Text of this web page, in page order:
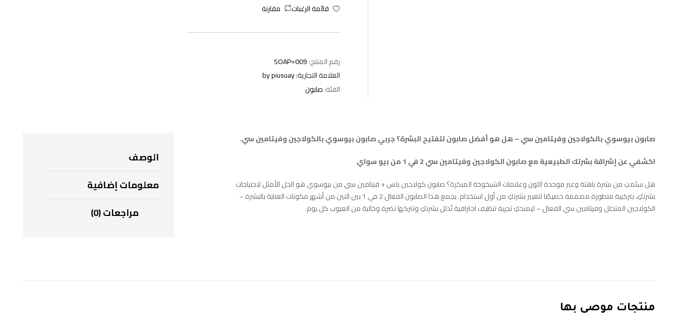
قائمة الرغبات مقارنة
رقم المنتج:SOAP=009
العلامة التجارية:by piusuay
الفئة:صابون
الوصف
معلومات إضافية
مراجعات (0)
صابون بيوسوي بالكولاجين وفيتامين سي – هل هو أفضل صابون لتفتيح البشرة؟ جربي صابون بيوسوي بالكولاجين وفيتامين سي.
اكشفي عن إشراقة بشرتك الطبيعية مع صابون الكولاجين وفيتامين سي 2 في 1 من بيو سواي
هل سئمتِ من بشرة باهتة وغير موحدة اللون وعلامات الشيخوخة المبكرة؟ صابون كولاجين بلس + فيتامين سي من بيوسوي هو الحل الأمثل لاحتياجات
بشرتكِ، بتركيبة متطورة مصممة خصيصًا لتغيير بشرتكِ من أول استخدام. يجمع هذا الصابون الفعال 2 في 1 بين اثنين من أشهر مكونات العناية بالبشرة –
الكولاجين المتحلل وفيتامين سي الفعال – ليمنحكِ تجربة تنظيف احترافية تُدلل بشرتكِ وتتركها نضرة وخالية من العيوب كل يوم.
منتجات موصى بها